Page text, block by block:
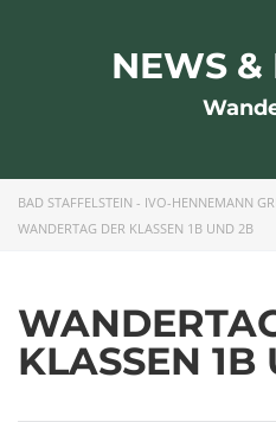
NEWS &
BAD STAFFELSTEIN - IVO-HENNEMANN
WANDERTAG DER KLASSEN 1B UND 2B
KLASSEN 1B